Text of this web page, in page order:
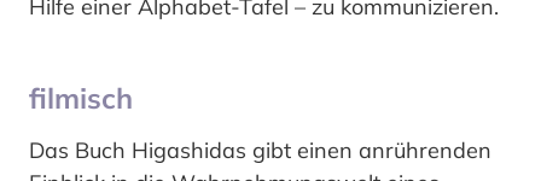
Hilfe einer Alphabet-Tafel – zu kommunizieren.
filmisch
Das Buch Higashidas gibt einen anrührenden